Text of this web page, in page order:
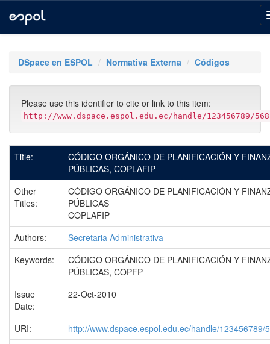
navigationDSpace en ESPOL Normativa Externa Códigos
Please use this identifier to cite or link to this item:
http://www.dspace.espol.edu.ec/handle/123456789/
Title:
CÓDIGO ORGÁNICO DE PLANIFICACIÓN Y
PÚBLICAS, COPLAFIP
Other
Titles:
CÓDIGO ORGÁNICO DE PLANIFICACIÓN Y
PÚBLICAS
COPLAFIP
Authors:
Secretaria Administrativa
Keywords:
CÓDIGO ORGÁNICO DE PLANIFICACIÓN Y
PÚBLICAS, COPFP
Issue
Date:
22-Oct-2010
URI:
http://www.dspace.espol.edu.ec/handle/123456789/